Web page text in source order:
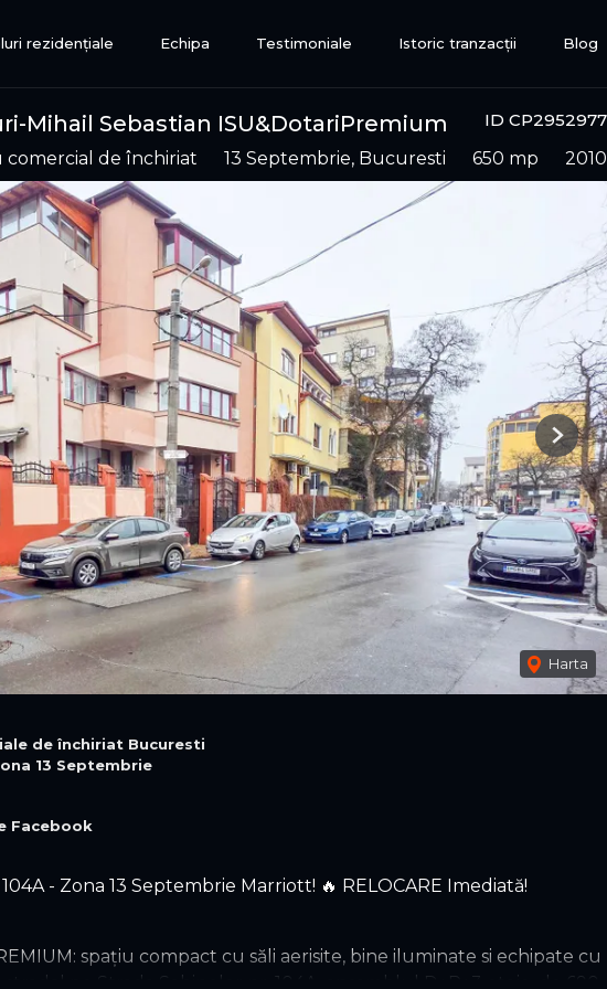
rezidențiale Echipa Testimoniale Istoric tranzacții Blog
ID CP2952977
Mihail Sebastian ISU&DotariPremium
comercial de închiriat 13 Septembrie, Bucuresti 650 mp 2010
Harta
Next
de închiriat Bucuresti
13 Septembrie
Facebook
- Zona 13 Septembrie Marriott! 🔥 RELOCARE Imediată!
spațiu compact cu săli aerisite, bine iluminate si echipate cu
pe Strada Sabinelor nr. 104A, ansamblul D+P+3 etaje, de 690